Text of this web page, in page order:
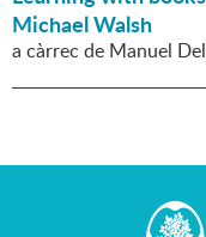
Michael Walsh
a càrrec de Manuel